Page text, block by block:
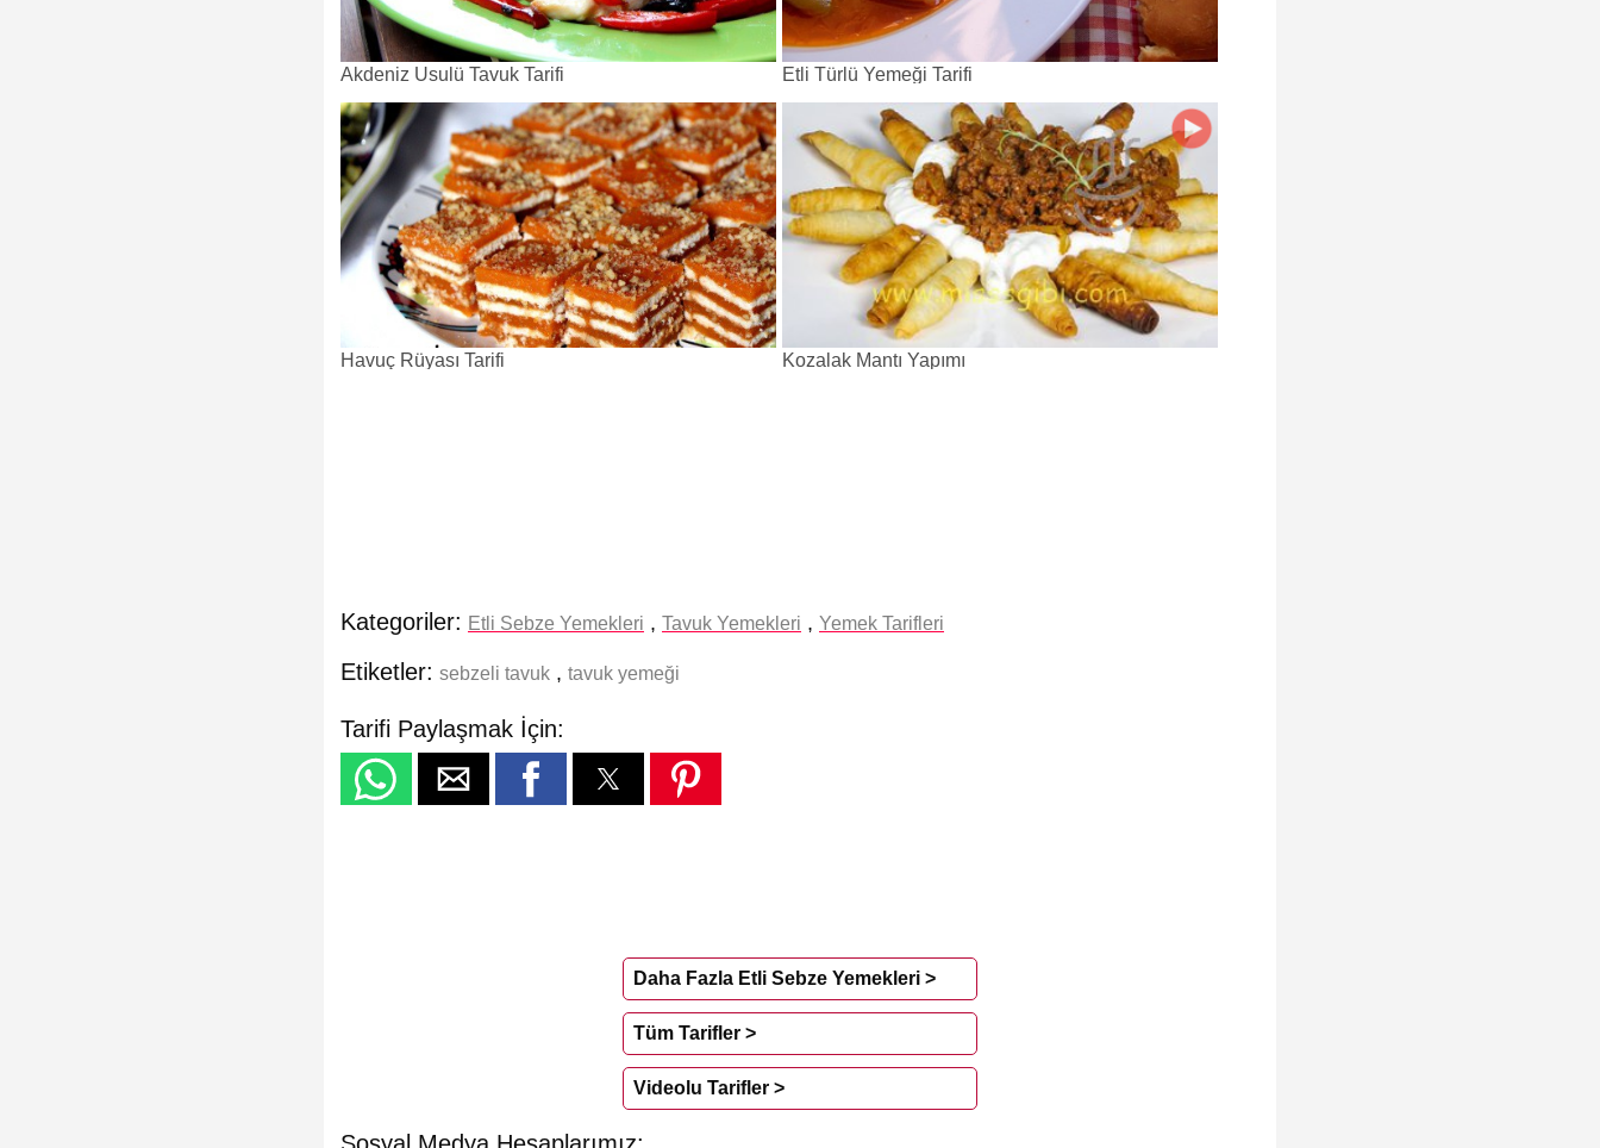
Akdeniz Usulü Tavuk Tarifi Etli Türlü Yemeği Tarifi
Havuç Rüyası Tarifi Kozalak Mantı Yapımı
Kategoriler: Etli Sebze Yemekleri , Tavuk Yemekleri , Yemek Tarifleri
Etiketler: sebzeli tavuk , tavuk yemeği
Tarifi Paylaşmak İçin:
Daha Fazla Etli Sebze Yemekleri >
Tüm Tarifler >
Videolu Tarifler >